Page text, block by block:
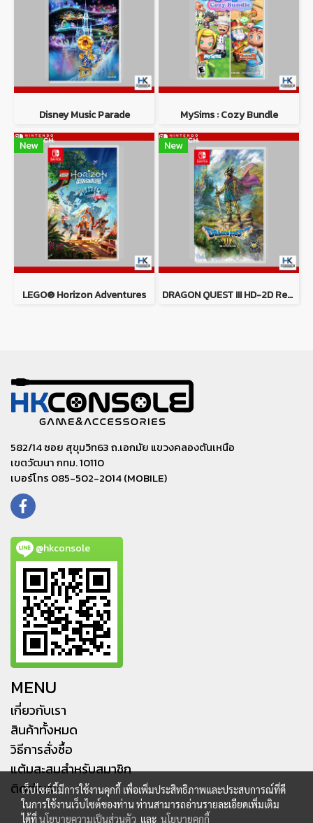
Disney Music Parade MySims : Cozy Bundle
New
LEGO® Horizon Adventures
New
DRAGON QUEST III HD-2D Remake
582/14 ซอย สุขุมวิท63 ถ.เอกมัย แขวงคลองตันเหนือ
เขตวัฒนา กทม. 10110
เบอร์โทร 085-502-2014 (MOBILE)
@hkconsole
MENU
เกี่ยวกับเรา
สินค้าทั้งหมด
วิธีการสั่งซื้อ
แต้มสะสมสำหรับสมาชิก
ติดต่อเรา
เว็บไซต์นี้มีการใช้งานคุกกี้ เพื่อเพิ่มประสิทธิภาพและประสบการณ์ที่ดี
ในการใช้งานเว็บไซต์ของท่าน ท่านสามารถอ่านรายละเอียดเพิ่มเติม
ได้ที่นโยบายความเป็นส่วนตัว และ นโยบายคุกกี้